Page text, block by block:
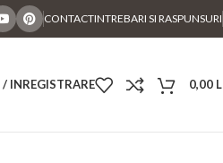
CONTACTINTREBARI SI RASPUNSURI
INREGISTRARE 0,00